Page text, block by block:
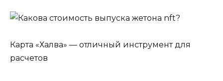
Карта «Халва» — отличный инструмент для
расчетов